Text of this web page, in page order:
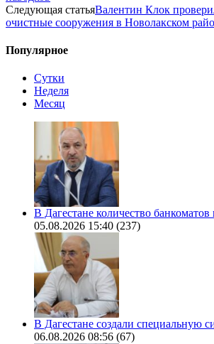
Следующая статьяВалентин Клок
очистные сооружения в Новолакском
Популярное
Сутки
Неделя
Месяц
В Дагестане количество
05.08.2026 15:40 (237)
В Дагестане создали специальную
06.08.2026 08:56 (67)